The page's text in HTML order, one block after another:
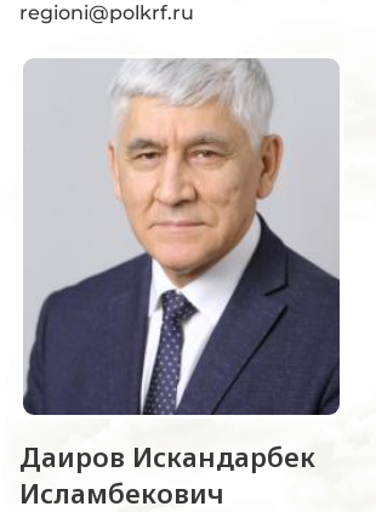
regioni@polkrf.ru
Даиров Искандарбек
Исламбекович